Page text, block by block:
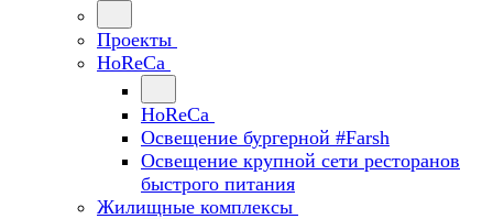
Проекты
HoReCa
HoReCa
Освещение бургерной #Farsh
Освещение крупной сети ресторанов
быстрого питания
Жилищные комплексы